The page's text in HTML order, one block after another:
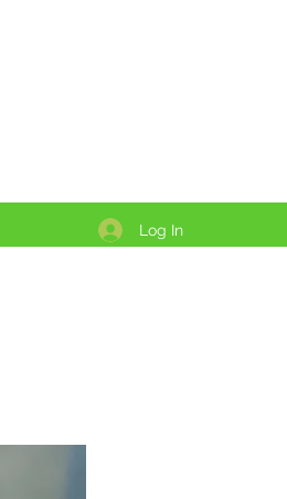
Log In